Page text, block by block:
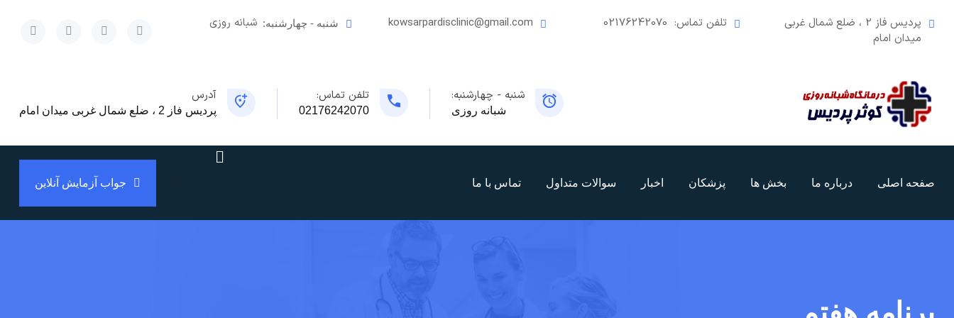
پردیس فاز 2 ، ضلع شمال غربی
میدان امام
تلفن تماس: 02176242070
kowsarpardisclinic@gmail.com شنبه - چهارشنبه:شبانه روزی
شنبه - چهارشنبه:
شبانه روزی
تلفن تماس:
02176242070
آدرس
پردیس فاز 2 ، ضلع شمال غربی میدان امام
صفحه اصلی درباره ما بخش ها پزشکان اخبار سوالات متداول تماس با ما جواب آزمایش آنلاین